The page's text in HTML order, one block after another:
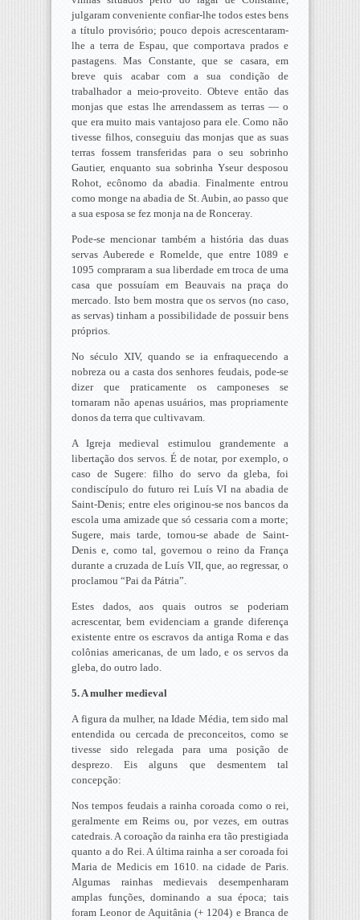
julgaram conveniente confiar-lhe todos estes bens
a título provisório; pouco depois acrescentaram-
lhe a terra de Espau, que comportava prados e
pastagens. Mas Constante, que se casara, em
breve quis acabar com a sua condição de
trabalhador a meio-proveito. Obteve então das
monjas que estas lhe arrendassem as terras — o
que era muito mais vantajoso para ele. Como não
tivesse filhos, conseguiu das monjas que as suas
terras fossem transferidas para o seu sobrinho
Gautier, enquanto sua sobrinha Yseur desposou
Rohot, ecônomo da abadia. Finalmente entrou
como monge na abadia de St. Aubin, ao passo que
a sua esposa se fez monja na de Ronceray.
Pode-se mencionar também a história das duas
servas Auberede e Romelde, que entre 1089 e
1095 compraram a sua liberdade em troca de uma
casa que possuíam em Beauvais na praça do
mercado. Isto bem mostra que os servos (no caso,
as servas) tinham a possibilidade de possuir bens
próprios.
No século XIV, quando se ia enfraquecendo a
nobreza ou a casta dos senhores feudais, pode-se
dizer que praticamente os camponeses se
tornaram não apenas usuários, mas propriamente
donos da terra que cultivavam.
A Igreja medieval estimulou grandemente a
libertação dos servos. É de notar, por exemplo, o
caso de Sugere: filho do servo da gleba, foi
condiscípulo do futuro rei Luís VI na abadia de
Saint-Denis; entre eles originou-se nos bancos da
escola uma amizade que só cessaria com a morte;
Sugere, mais tarde, tornou-se abade de Saint-
Denis e, como tal, governou o reino da França
durante a cruzada de Luís VII, que, ao regressar, o
proclamou “Pai da Pátria”.
Estes dados, aos quais outros se poderiam
acrescentar, bem evidenciam a grande diferença
existente entre os escravos da antiga Roma e das
colônias americanas, de um lado, e os servos da
gleba, do outro lado.
5. A mulher medieval
A figura da mulher, na Idade Média, tem sido mal
entendida ou cercada de preconceitos, como se
tivesse sido relegada para uma posição de
desprezo. Eis alguns que desmentem tal
concepção:
Nos tempos feudais a rainha coroada como o rei,
geralmente em Reims ou, por vezes, em outras
catedrais. A coroação da rainha era tão prestigiada
quanto a do Rei. A última rainha a ser coroada foi
Maria de Medicis em 1610. na cidade de Paris.
Algumas rainhas medievais desempenharam
amplas funções, dominando a sua época; tais
foram Leonor de Aquitânia (+ 1204) e Branca de